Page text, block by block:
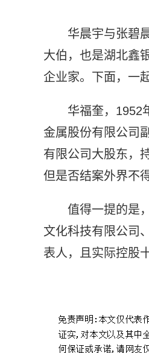
华晨宇与张碧
大伯，也是湖北鑫
企业家。下面，一
华福奎，1952
金属股份有限公司
有限公司大股东，
但是否结案外界不
值得一提的是
文化科技有限公司
表人，且实际控股